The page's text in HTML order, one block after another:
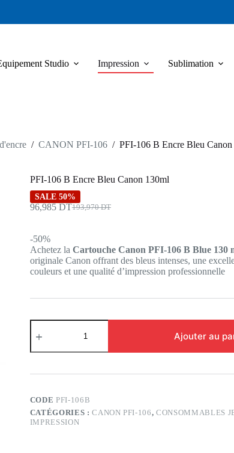
Studio Impression Sublimation
/ CANON PFI-106 / PFI-106 B Encre Bleu Canon
PFI-106 B Encre Bleu Canon 130ml
SALE 50%
193,970DT
Le
était :
193,970 DT.
96,985 DTLe
est :
96,985 DT.
-50%
Achetez la Cartouche Canon PFI-106 B Blue 130
originale Canon offrant des bleus intenses, une
couleurs et une qualité d’impression professionnelle
quantité
de
106
Encre
Canon
130ml
Ajouter au
CODEPFI-106B
CATÉGORIES :CANON PFI-106,CONSOMMABLES
IMPRESSION